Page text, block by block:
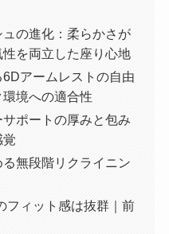
の進化：柔らかさが
を両立した座り心地
アームレストの自由
境への適合性
ポートの厚みと包み
覚
無段階リクライニン
フィット感は抜群｜前